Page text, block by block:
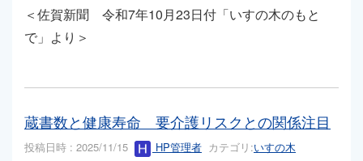
＜佐賀新聞 令和7年10月23日付「いすの木のもと
で」より＞
蔵書数と健康寿命 要介護リスクとの関係注目
投稿日時 : 2025/11/15 HP管理者 カテゴリ:いすの木